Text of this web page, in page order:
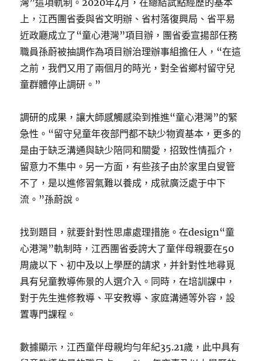
灣”這項軌制。2020年4月，在總結試點經歷的基本
上，江西團省委與省文明辦、省村落復興局、省平易
近政廳成立了“童心港灣”項目辦，團省委宣揚部任務
職員孫蔚被抽調作為項目辦治理辦事組擔任人，“在這
之前，我們又用了兩個月的時光，對全省鄉村留守兒
童群體停止調研。”
調研的成果，讓大師感觸感染到推進“童心港灣”的緊
急性。“留守兒童年夜部門都不缺少物資基本，更多的
是由于缺乏溝通與缺少陪同和關愛，招致性情孤介，
留意力不集中。另一方面，有些孩子由於家里白叟管
不了，是以進修習氣難以養成，成就廣泛處于中下
流。”孫蔚說。
找到題目，就要針對性思慮處理措施。在design“童
心港灣”軌制時，江西團省委誇大了童伴母親要在50
周歲以下、初中及以上學歷的請求，并針對性地尋覓
具有兒童教導佈景的人選介入。同時，在培訓課中，
對于先生進修教導、平安教導、家庭溝通等外容，設
置專門課程。
數據顯示，江西童伴母親均勻年紀35.21歲，此中具有